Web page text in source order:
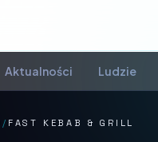
Aktualności Ludzie
/ FAST KEBAB & GRILL